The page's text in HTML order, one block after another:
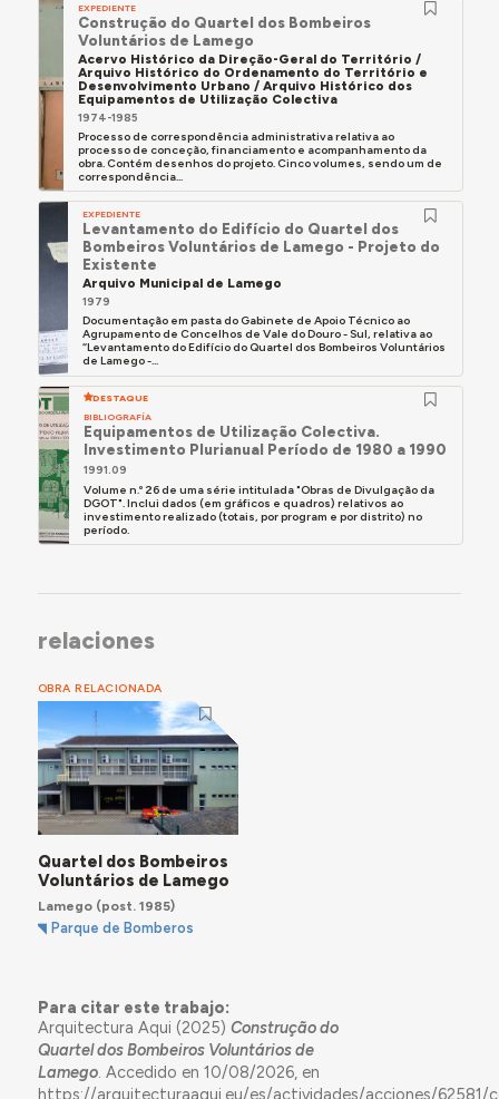
EXPEDIENTE
Construção do Quartel dos Bombeiros
Voluntários de Lamego
Acervo Histórico da Direção-Geral do Território /
Arquivo Histórico do Ordenamento do Território e
Desenvolvimento Urbano / Arquivo Histórico dos
Equipamentos de Utilização Colectiva
1974-1985
Processo de correspondência administrativa relativa ao
processo de conceção, financiamento e acompanhamento da
obra. Contém desenhos do projeto. Cinco volumes, sendo um de
correspondência...
EXPEDIENTE
Levantamento do Edifício do Quartel dos
Bombeiros Voluntários de Lamego - Projeto do
Existente
Arquivo Municipal de Lamego
1979
Documentação em pasta do Gabinete de Apoio Técnico ao
Agrupamento de Concelhos de Vale do Douro - Sul, relativa ao
“Levantamento do Edifício do Quartel dos Bombeiros Voluntários
de Lamego -...
DESTAQUE
BIBLIOGRAFÍA
Equipamentos de Utilização Colectiva.
Investimento Plurianual Período de 1980 a 1990
1991.09
Volume n.º 26 de uma série intitulada "Obras de Divulgação da
DGOT". Inclui dados (em gráficos e quadros) relativos ao
investimento realizado (totais, por program e por distrito) no
período.
relaciones
OBRA RELACIONADA
Quartel dos Bombeiros
Voluntários de Lamego
Lamego(post. 1985)
Parque de Bomberos
Para citar este trabajo:
Arquitectura Aqui (2025) Construção do
Quartel dos Bombeiros Voluntários de
Lamego. Accedido en 10/08/2026, en
https://arquitecturaaqui.eu/es/actividades/acciones/62581/